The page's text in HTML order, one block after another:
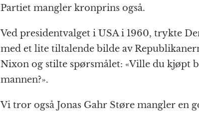
Partiet mangler kronprins også.
Ved presidentvalget i USA i 1960, trykte
med et lite tiltalende bilde av
Nixon og stilte spørsmålet: «Ville du kjøpt
mannen?».
Vi tror også Jonas Gahr Støre mangler en